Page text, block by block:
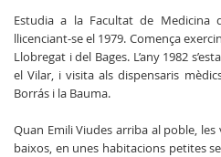
Estudia a la Facultat de Medicina
llicenciant-se el 1979. Comença
Llobregat i del Bages. L’any 1982
el Vilar, i visita als dispensaris
Borrás i la Bauma.
Quan Emili Viudes arriba al poble,
baixos, en unes habitacions petites